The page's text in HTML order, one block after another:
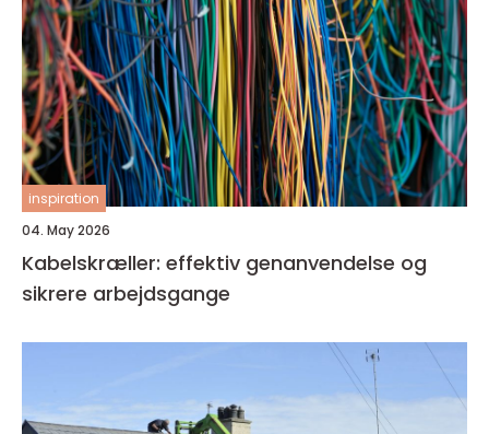
inspiration
04. May 2026
Kabelskræller: effektiv genanvendelse og
sikrere arbejdsgange